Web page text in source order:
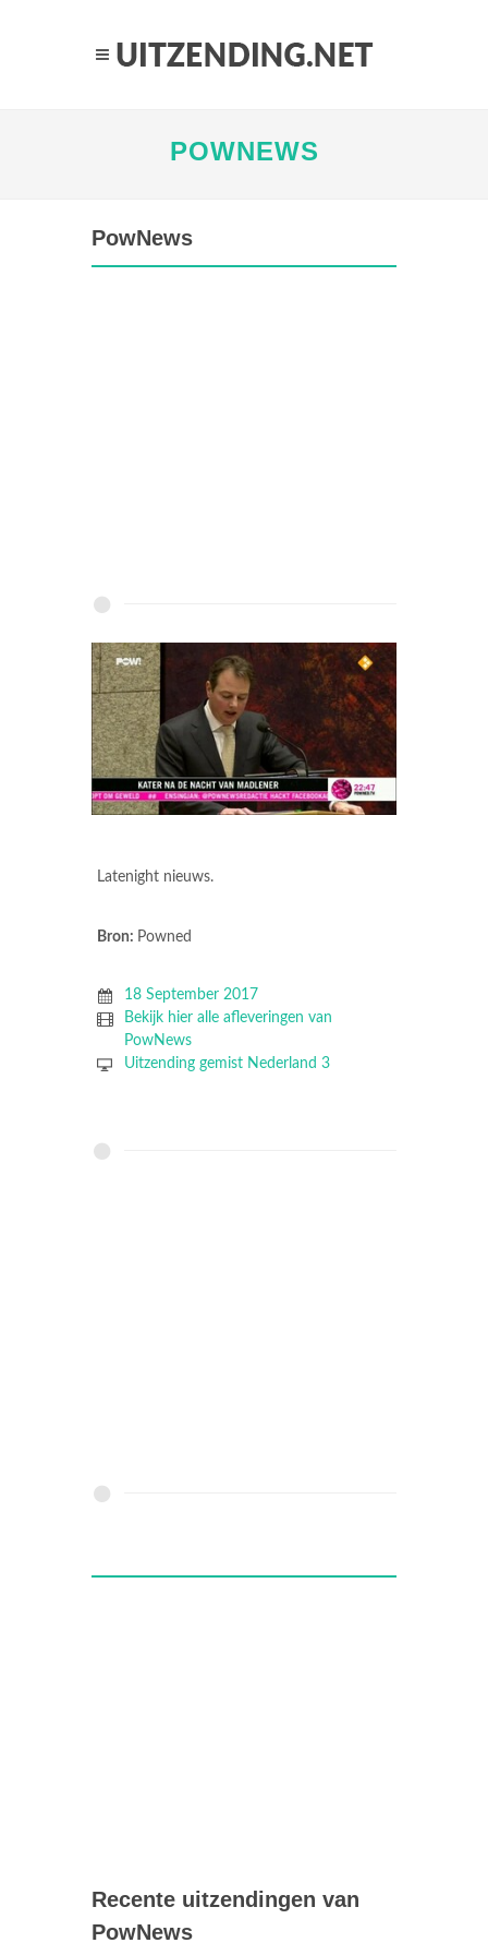
POWNEWS
PowNews
Latenight nieuws.
Bron: Powned
18 September 2017
Bekijk hier alle afleveringen van
PowNews
Uitzending gemist Nederland 3
Recente uitzendingen van
PowNews